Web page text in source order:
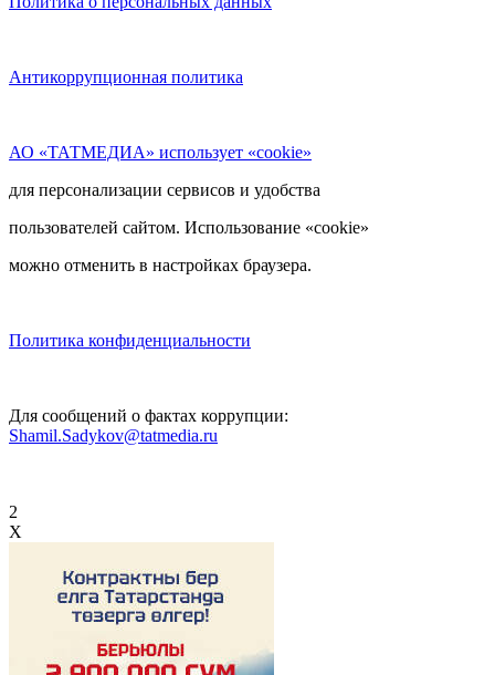
Антикоррупционная политика
АО «ТАТМЕДИА» использует «cookie»
для персонализации сервисов и удобства
пользователей сайтом. Использование «cookie»
можно отменить в настройках браузера.
Политика конфиденциальности
Для сообщений о фактах коррупции:
Shamil.Sadykov@tatmedia.ru
2
X